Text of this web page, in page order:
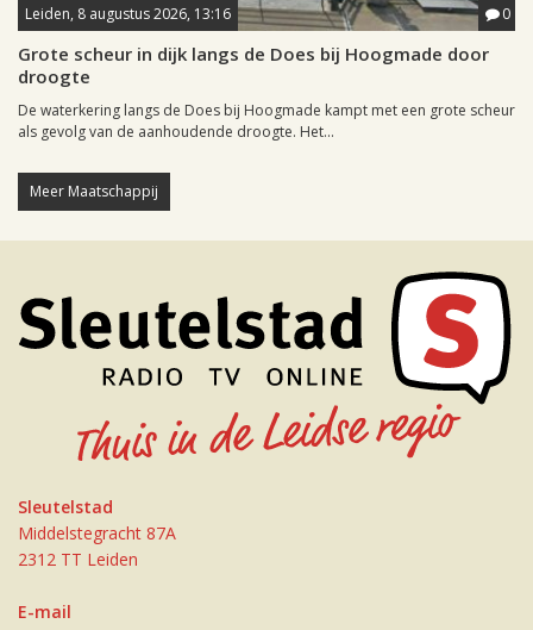
Leiden, 8 augustus 2026, 13:16 0
Grote scheur in dijk langs de Does bij Hoogmade door
droogte
De waterkering langs de Does bij Hoogmade kampt met een grote scheur
als gevolg van de aanhoudende droogte. Het...
Meer Maatschappij
Sleutelstad
Middelstegracht 87A
2312 TT Leiden
E-mail